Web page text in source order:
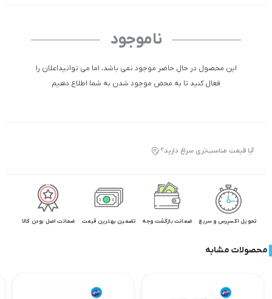
ناموجود
این محصول در حال حاضر موجود نمی باشد، اما می توانیداعلان را
فعال کنید تا به محض موجود شدن به شما اطلاع دهیم
آیا قیمت مناسب‌تری سراغ دارید؟
تحویل اکسپرس و سریع ضمانت بازگشت وجه تضمین بهترین قیمت ضمانت اصل بودن کالا
محصولات مشابه